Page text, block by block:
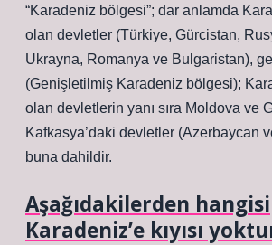
“Karadeniz bölgesi”; dar anlamda
olan devletler (Türkiye, Gürcistan,
Ukrayna, Romanya ve Bulgaristan),
(Genişletilmiş Karadeniz bölgesi);
olan devletlerin yanı sıra Moldova ve
Kafkasya’daki devletler (Azerbaycan
buna dahildir.
Aşağıdakilerden hangisi
Karadeniz’e kıyısı